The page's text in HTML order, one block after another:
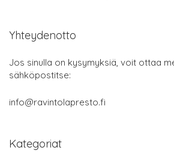
Yhteydenotto
Jos sinulla on kysymyksiä, voit ottaa
sähköpostitse:
info@ravintolapresto.fi
Kategoriat